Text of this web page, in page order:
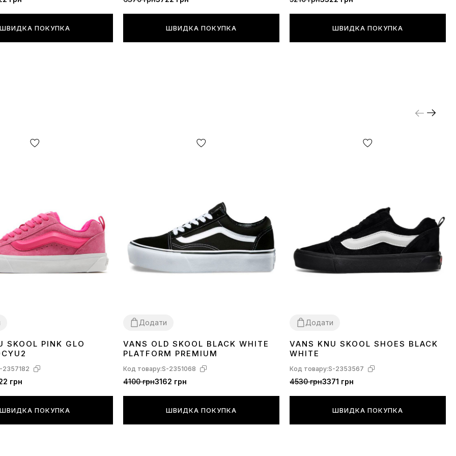
ШВИДКА ПОКУПКА ШВИДКА ПОКУПКА ШВИДКА ПОКУПКА
SKOOL PINK GLO
2357182
грн
ШВИДКА ПОКУПКА
Додати
3839 4041
VANS OLD SKOOL BLACK WHITE
PLATFORM PREMIUM
Код товару:S-2351068
4100 грн3162 грн
ШВИДКА ПОКУПКА
Додати
3738 39
VANS KNU SKOOL SHOES BLACK
WHITE
Код товару:S-2353567
4530 грн3371 грн
ШВИДКА ПОКУПКА